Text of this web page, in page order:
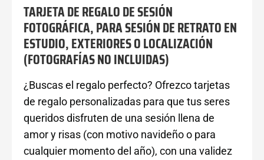
TARJETA DE REGALO DE SESIÓN
FOTOGRÁFICA, PARA SESIÓN DE RETRATO EN
ESTUDIO, EXTERIORES O LOCALIZACIÓN
(FOTOGRAFÍAS NO INCLUIDAS)
¿Buscas el regalo perfecto? Ofrezco tarjetas
de regalo personalizadas para que tus seres
queridos disfruten de una sesión llena de
amor y risas (con motivo navideño o para
cualquier momento del año), con una validez